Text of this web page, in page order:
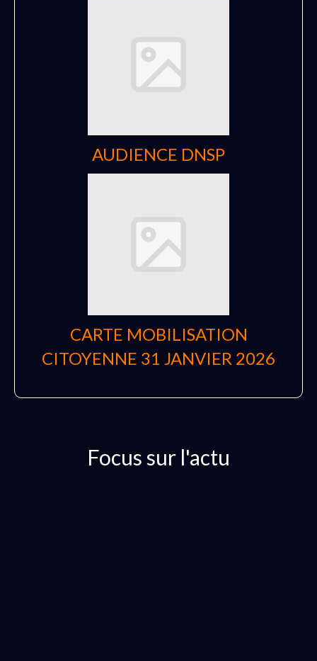
AUDIENCE DNSP
CARTE MOBILISATION
CITOYENNE 31 JANVIER 2026
Focus sur l'actu